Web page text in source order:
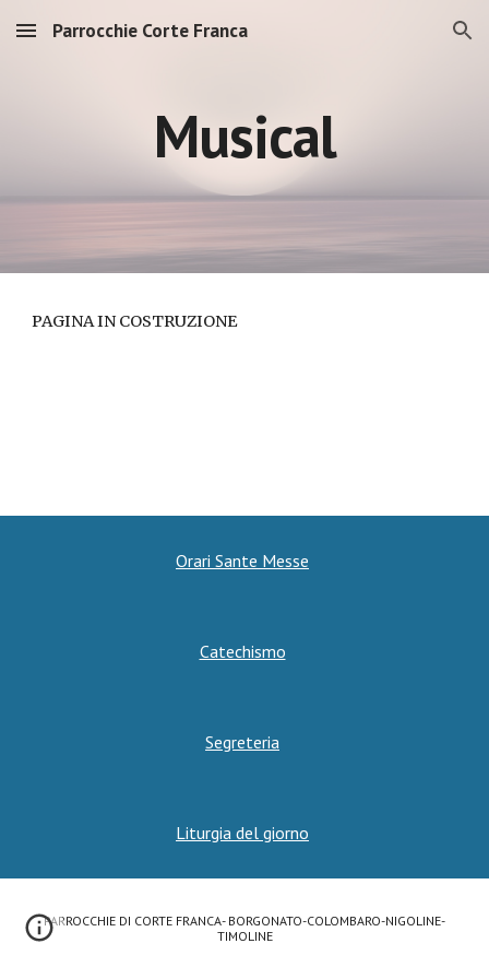
Skip to main content Skip to navigation
Parrocchie Corte Franca
Musical
PAGINA IN COSTRUZIONE
Orari Sante Messe
Catechismo
Segreteria
Liturgia del giorno
PARROCCHIE DI CORTE FRANCA- BORGONATO-COLOMBARO-NIGOLINE-
TIMOLINE